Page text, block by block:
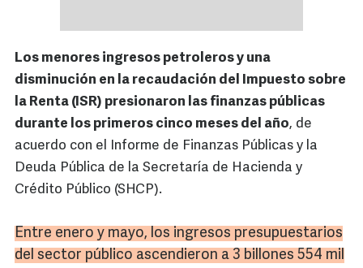
Los menores ingresos petroleros y una
disminución en la recaudación del Impuesto sobre
la Renta (ISR) presionaron las finanzas públicas
durante los primeros cinco meses del año, de
acuerdo con el Informe de Finanzas Públicas y la
Deuda Pública de la Secretaría de Hacienda y
Crédito Público (SHCP).
Entre enero y mayo, los ingresos presupuestarios
del sector público ascendieron a 3 billones 554 mil